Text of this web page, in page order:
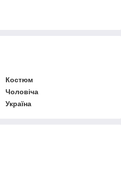
Костюм
Чоловіча
Україна